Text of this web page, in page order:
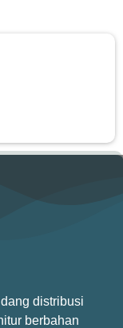
distribusi
berbahan